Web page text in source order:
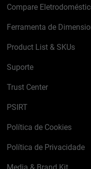
Compare
Ferramenta de
Product List & SKUs
Suporte
Trust Center
PSIRT
Política de Cookies
Política de Privacidade